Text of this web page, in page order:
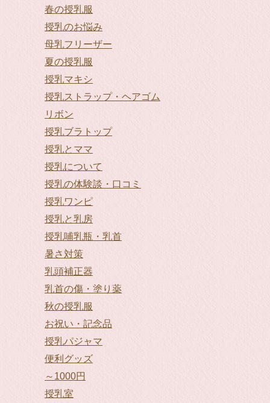
春の授乳服
授乳のお悩み
母乳フリーザー
夏の授乳服
授乳マキシ
授乳ストラップ・ヘアゴム
リボン
授乳ブラトップ
授乳とママ
授乳について
授乳の体験談・口コミ
授乳ワンピ
授乳と乳房
授乳哺乳瓶・乳首
暑さ対策
乳頭補正器
乳首の傷・塗り薬
秋の授乳服
お祝い・記念品
授乳パジャマ
便利グッズ
～1000円
授乳室